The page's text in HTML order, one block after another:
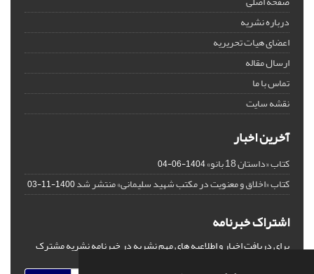
درباره نشریه
اعضای هیات تحریریه
ارسال مقاله
تماس با ما
نقشه سایت
آخرین اخبار
کتاب «داستان 18 بانو» 1404-06-04
کتاب «اخلاق و معنویت در مکتب شهید سلیمانی» منتشر شد1400-11-03
اشتراک خبرنامه
برای دریافت اخبار و اطلاعیه های مهم نشریه در خبرنامه نشریه مشترک